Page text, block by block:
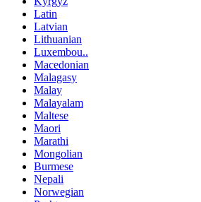
Latin
Latvian
Lithuanian
Luxembou..
Macedonian
Malagasy
Malay
Malayalam
Maltese
Maori
Marathi
Mongolian
Burmese
Nepali
Norwegian